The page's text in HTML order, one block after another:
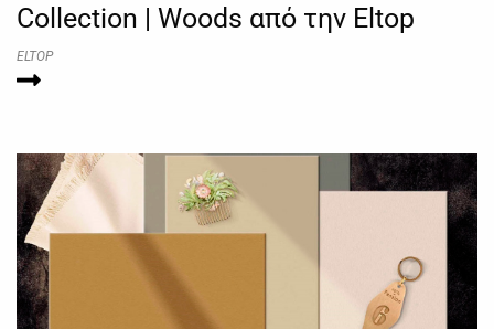
Collection | Woods από την Eltop
ELTOP